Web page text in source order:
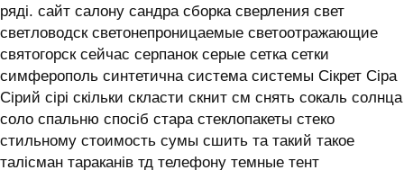
ряді. сайт салону сандра сборка сверления свет
светловодск светонепроницаемые светоотражающие
святогорск сейчас серпанок серые сетка сетки
симферополь синтетична система системы ‎Сікрет Сіра
Сірий сірі скільки скласти скнит см снять сокаль солнца
соло спальню спосіб стара стеклопакеты стеко
стильному стоимость сумы сшить та такий такое
талісман тараканів тд телефону темные тент